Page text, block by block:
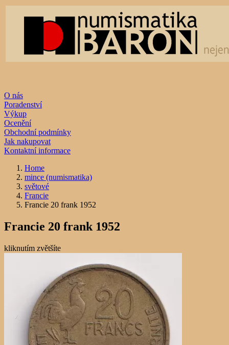
O nás
Poradenství
Výkup
Ocenění
Obchodní podmínky
Jak nakupovat
Kontaktní informace
Home
mince (numismatika)
světové
Francie
Francie 20 frank 1952
Francie 20 frank 1952
kliknutím zvětšíte